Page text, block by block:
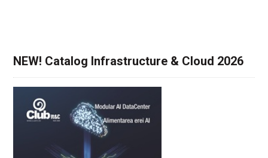
NEW! Catalog Infrastructure & Cloud 2026